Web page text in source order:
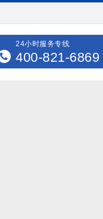
24小时服务专线
400-821-6869